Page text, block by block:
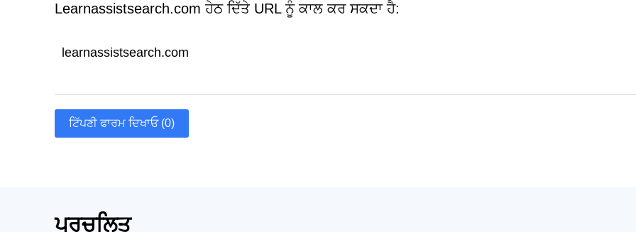
Learnassistsearch.com ਹੇਠ ਦਿੱਤੇ URL ਨੂੰ ਕਾਲ ਕਰ ਸਕਦਾ ਹੈ:
learnassistsearch.com
ਟਿੱਪਣੀ ਫਾਰਮ ਦਿਖਾਓ (0)
ਪ੍ਰਚਲਿਤ